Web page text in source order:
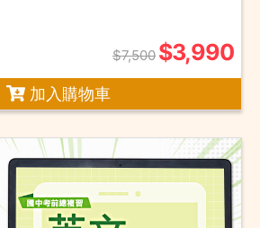
$7,500 $3,990
加入購物車